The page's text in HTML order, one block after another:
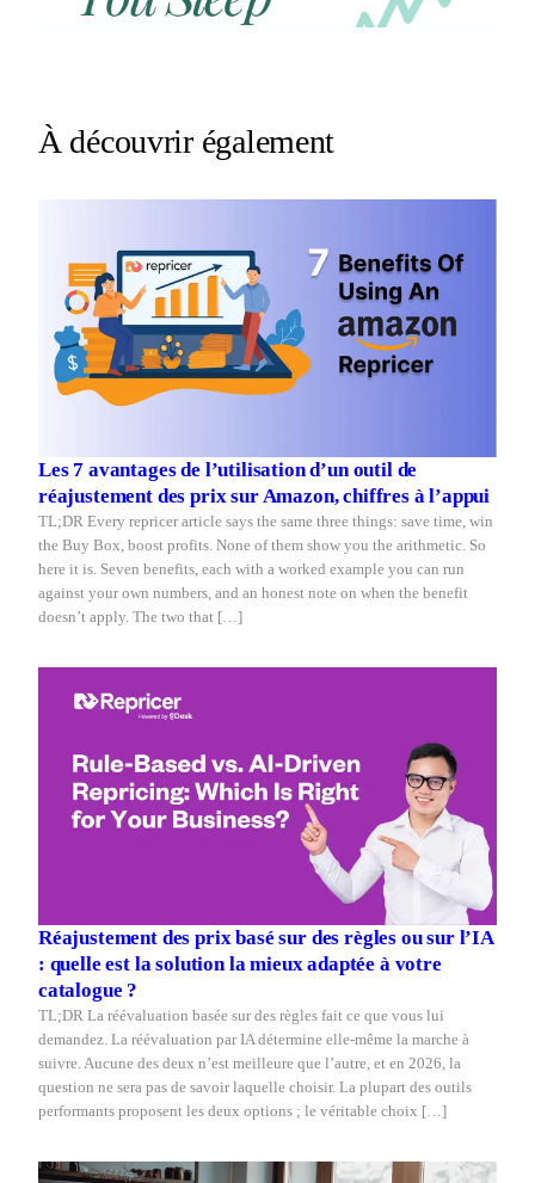
REPRICER
Win
while
you
Your
Repricer.com
seconds.
À découvrir également
Les 7 avantages de l’utilisation d’un outil de
réajustement des prix sur Amazon, chiffres à l’appui
TL;DR Every repricer article says the same three things: save time, win
the Buy Box, boost profits. None of them show you the arithmetic. So
here it is. Seven benefits, each with a worked example you can run
against your own numbers, and an honest note on when the benefit
doesn’t apply. The two that […]
Réajustement des prix basé sur des règles ou sur l’IA
: quelle est la solution la mieux adaptée à votre
catalogue ?
TL;DR La réévaluation basée sur des règles fait ce que vous lui
demandez. La réévaluation par IA détermine elle-même la marche à
suivre. Aucune des deux n’est meilleure que l’autre, et en 2026, la
question ne sera pas de savoir laquelle choisir. La plupart des outils
performants proposent les deux options ; le véritable choix […]